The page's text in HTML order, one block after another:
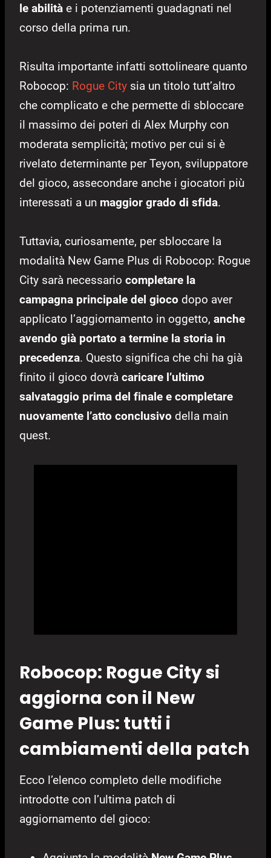
le abilità e i potenziamenti guadagnati nel
corso della prima run.
Risulta importante infatti sottolineare quanto
Robocop: Rogue City sia un titolo tutt’altro
che complicato e che permette di sbloccare
il massimo dei poteri di Alex Murphy con
moderata semplicità; motivo per cui si è
rivelato determinante per Teyon, sviluppatore
del gioco, assecondare anche i giocatori più
interessati a un maggior grado di sfida.
Tuttavia, curiosamente, per sbloccare la
modalità New Game Plus di Robocop: Rogue
City sarà necessario completare la
campagna principale del gioco dopo aver
applicato l’aggiornamento in oggetto, anche
avendo già portato a termine la storia in
precedenza. Questo significa che chi ha già
finito il gioco dovrà caricare l’ultimo
salvataggio prima del finale e completare
nuovamente l’atto conclusivo della main
quest.
Robocop: Rogue City si
aggiorna con il New
Game Plus: tutti i
cambiamenti della patch
Ecco l’elenco completo delle modifiche
introdotte con l’ultima patch di
aggiornamento del gioco: